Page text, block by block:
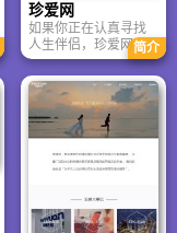
珍爱网
如果你正在认真寻找
人生伴侣，珍爱网是
一个值得尝试的主流
平台，但务必保持理
性判断，善用其红娘
资源，同时做好自我
保护。
简介